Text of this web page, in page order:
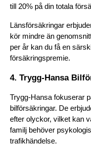
till 20% på din totala
Länsförsäkringar
kör mindre än
per år kan du få en
försäkringspremie.
4. Trygg-Hansa
Trygg-Hansa fokuserar
bilförsäkringar. De
efter olyckor, vilket kan
familj behöver
trafikhändelse.